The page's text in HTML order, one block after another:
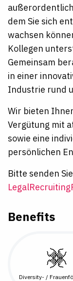
dem Sie sich
wachsen
Kollegen
Gemeinsam
in einer
Industrie rund
Wir bieten
Vergütung mit
sowie eine
persönlichen
Bitte senden
Benefits
Diversity- /